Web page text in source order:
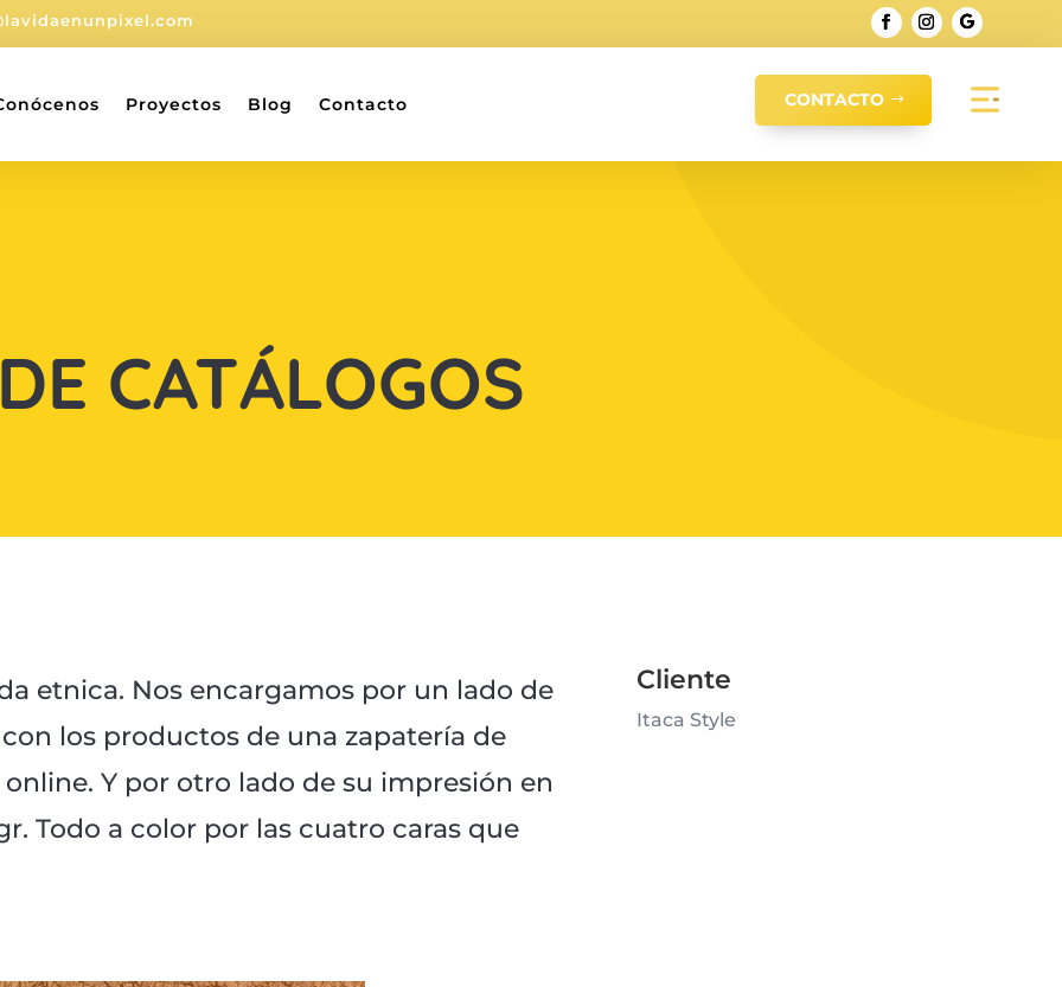
Proyectos Blog Contacto CONTACTO
CATÁLOGOS
etnica. Nos encargamos por un lado de
los productos de una zapatería de
Y por otro lado de su impresión en
Todo a color por las cuatro caras que
Cliente
Itaca Style